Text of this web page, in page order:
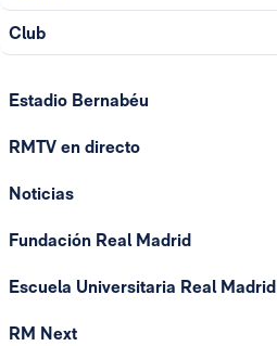
Club
Estadio Bernabéu
RMTV en directo
Noticias
Fundación Real Madrid
Escuela Universitaria Real Madrid
RM Next